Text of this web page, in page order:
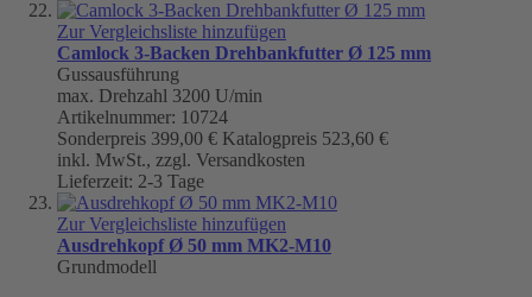
Zur Vergleichsliste hinzufügen
Camlock 3-Backen Drehbankfutter Ø 125 mm
Gussausführung
max. Drehzahl 3200 U/min
Artikelnummer: 10724
Sonderpreis 399,00 € Katalogpreis 523,60 €
inkl. MwSt., zzgl. Versandkosten
Lieferzeit: 2-3 Tage
Zur Vergleichsliste hinzufügen
Ausdrehkopf Ø 50 mm MK2-M10
Grundmodell